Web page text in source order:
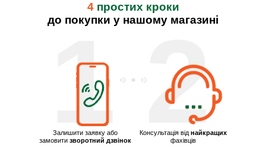
1 2
Залишити заявку або
замовити зворотний дзвінок
Консультація від найкращих
фахівців
4 простих кроки
до покупки у нашому магазині